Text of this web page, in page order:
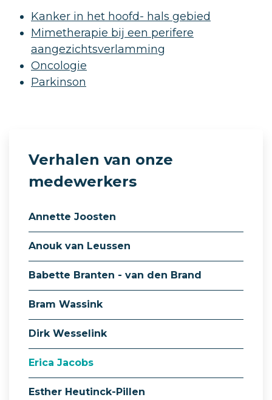
Kanker in het hoofd- hals gebied
Mimetherapie bij een perifere
aangezichtsverlamming
Oncologie
Parkinson
Verhalen van onze
medewerkers
Annette Joosten
Anouk van Leussen
Babette Branten - van den Brand
Bram Wassink
Dirk Wesselink
Erica Jacobs
Esther Heutinck-Pillen